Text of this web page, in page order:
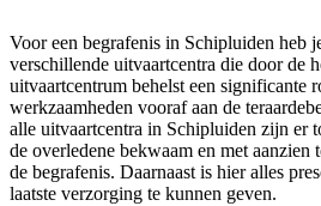
Voor een begrafenis in Schipluiden heb
verschillende uitvaartcentra die door de
uitvaartcentrum behelst een significante
werkzaamheden vooraf aan de
alle uitvaartcentra in Schipluiden zijn er
de overledene bekwaam en met aanzien
de begrafenis. Daarnaast is hier alles
laatste verzorging te kunnen geven.